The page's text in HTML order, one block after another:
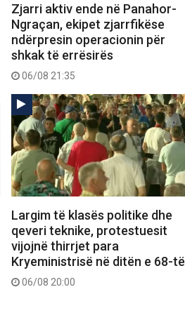
Zjarri aktiv ende në Panahor-
Ngraçan, ekipet zjarrfikëse
ndërpresin operacionin për
shkak të errësirës
06/08 21:35
Largim të klasës politike dhe
qeveri teknike, protestuesit
vijojnë thirrjet para
Kryeministrisë në ditën e 68-të
06/08 20:00